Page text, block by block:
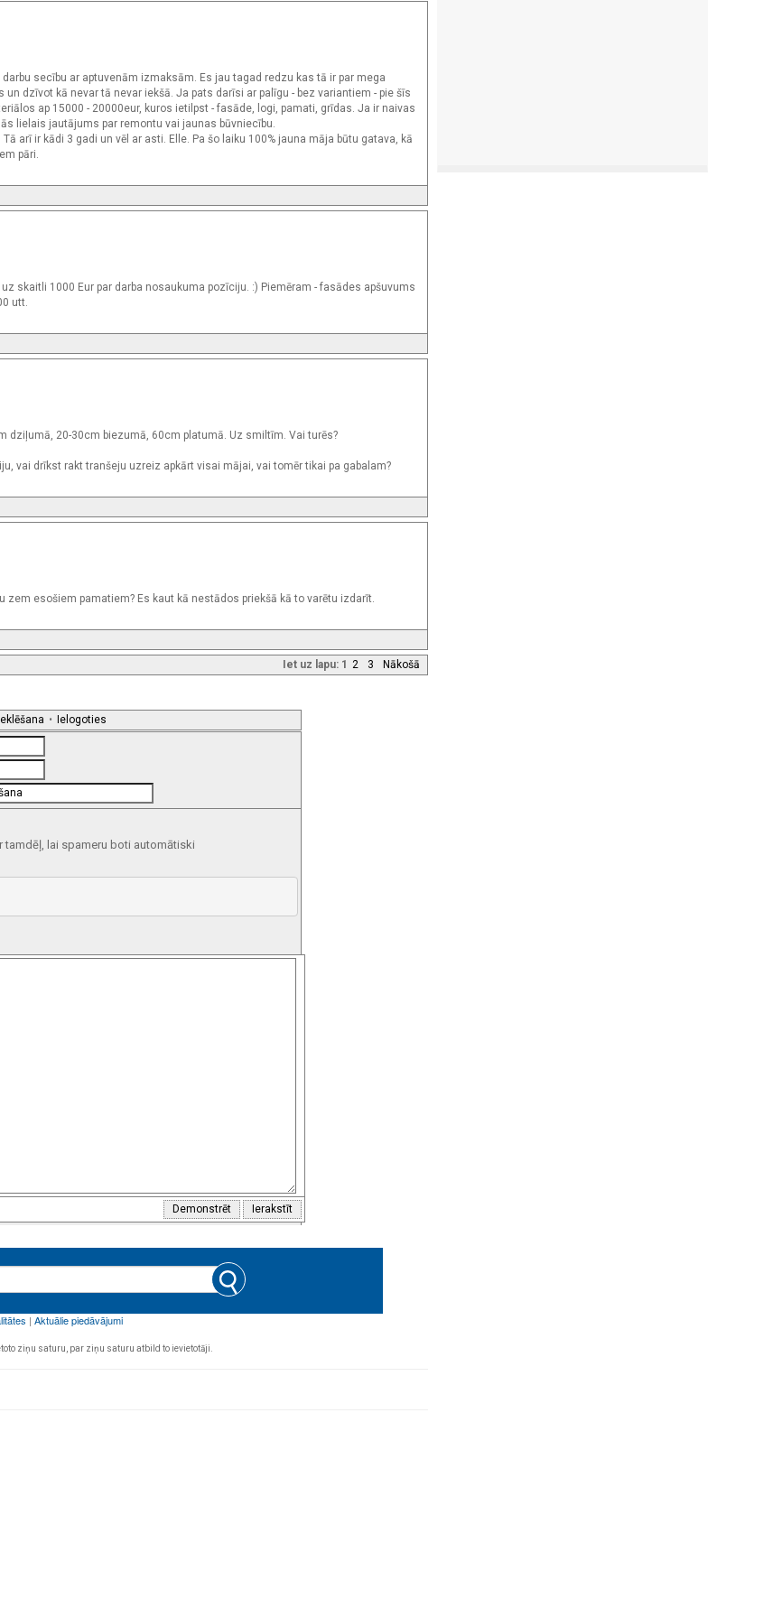
secību ar aptuvenām izmaksām. Es jau tagad redzu kas tā ir par mega
dzīvot kā nevar tā nevar iekšā. Ja pats darīsi ar palīgu - bez variantiem - pie šīs
ap 15000 - 20000eur, kuros ietilpst - fasāde, logi, pamati, grīdas. Ja ir naivas
lielais jautājums par remontu vai jaunas būvniecību.
arī ir kādi 3 gadi un vēl ar asti. Elle. Pa šo laiku 100% jauna māja būtu gatava, kā
pāri.
skaitli 1000 Eur par darba nosaukuma pozīciju. :) Piemēram - fasādes apšuvums
utt.
dziļumā, 20-30cm biezumā, 60cm platumā. Uz smiltīm. Vai turēs?
vai drīkst rakt tranšeju uzreiz apkārt visai mājai, vai tomēr tikai pa gabalam?
esošiem pamatiem? Es kaut kā nestādos priekšā kā to varētu izdarīt.
Iet uz lapu: 1 2 3 Nākošā
• Ielogoties
tamdēļ, lai spameru boti automātiski
ziņu saturu, par ziņu saturu atbild to ievietotāji.